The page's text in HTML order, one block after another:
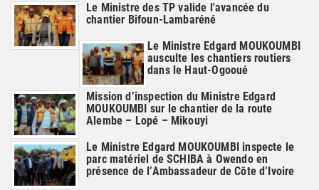
Le Ministre des TP valide l'avancée du
chantier Bifoun-Lambaréné
Le Ministre Edgard MOUKOUMBI
ausculte les chantiers routiers
dans le Haut-Ogooué
Mission d’inspection du Ministre Edgard
MOUKOUMBI sur le chantier de la route
Alembe – Lopé – Mikouyi
Le Ministre Edgard MOUKOUMBI inspecte le
parc matériel de SCHIBA à Owendo en
présence de l’Ambassadeur de Côte d’Ivoire